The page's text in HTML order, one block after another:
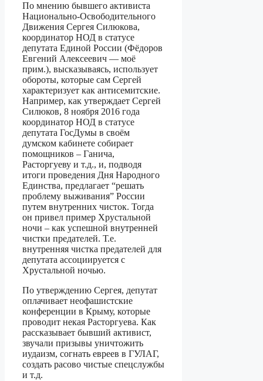
По мнению бывшего активиста
Национально-Освободительного
Движения Сергея Силюкова,
координатор НОД в статусе
депутата Единой России (Фёдоров
Евгений Алексеевич — моё
прим.), высказываясь, использует
обороты, которые сам Сергей
характеризует как антисемитские.
Например, как утверждает Сергей
Силюков, 8 ноября 2016 года
координатор НОД в статусе
депутата ГосДумы в своём
думском кабинете собирает
помощников – Ганича,
Расторгуеву и т.д., и, подводя
итоги проведения Дня Народного
Единства, предлагает “решать
проблему выживания” России
путем внутренних чисток. Тогда
он привел пример Хрустальной
ночи – как успешной внутренней
чистки предателей. Т.е.
внутренняя чистка предателей для
депутата ассоциируется с
Хрустальной ночью.
По утверждению Сергея, депутат
оплачивает неофашистские
конференции в Крыму, которые
проводит некая Расторгуева. Как
рассказывает бывший активист,
звучали призывы уничтожить
иудаизм, согнать евреев в ГУЛАГ,
создать расово чистые спецслужбы
и т.д.